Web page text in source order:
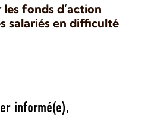
fonds d’action
salariés en difficulté
informé(e),